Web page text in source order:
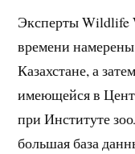
Эксперты Wildlife
времени
Казахстане, а
имеющейся в
при Институте
большая база